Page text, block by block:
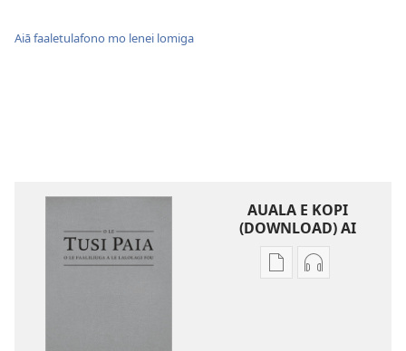
Aiā faaletulafono mo lenei lomiga
AUALA E KOPI
(DOWNLOAD) AI
VaegaFilifili